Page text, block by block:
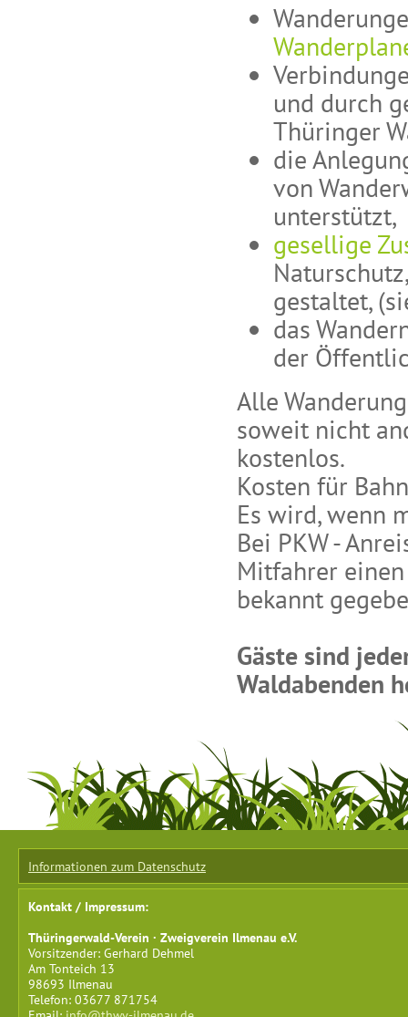
und durch
Thüringer
die
von
unterstützt,
gesellige
gestaltet,
das
der
Alle
soweit nicht
kostenlos.
Kosten für
Es wird, wenn
Bei PKW -
Mitfahrer
bekannt
Gäste sind
Waldabenden
Informationen zum Datenschutz
Kontakt / Impressum:
Thüringerwald-Verein · Zweigverein Ilmenau e.V.
Vorsitzender: Gerhard Dehmel
Am Tonteich 13
98693 Ilmenau
Telefon: 03677 871754